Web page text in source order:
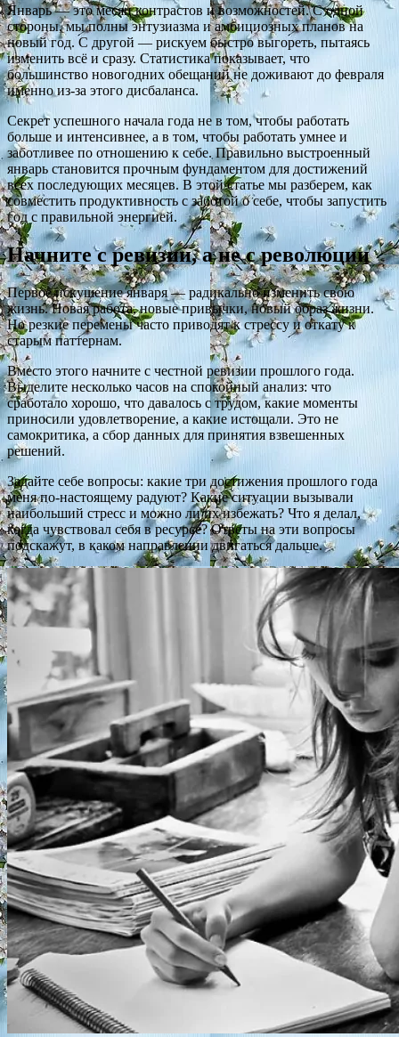
Январь — это месяц контрастов и возможностей. С одной
стороны, мы полны энтузиазма и амбициозных планов на
новый год. С другой — рискуем быстро выгореть, пытаясь
изменить всё и сразу. Статистика показывает, что
большинство новогодних обещаний не доживают до февраля
именно из-за этого дисбаланса.
Секрет успешного начала года не в том, чтобы работать
больше и интенсивнее, а в том, чтобы работать умнее и
заботливее по отношению к себе. Правильно выстроенный
январь становится прочным фундаментом для достижений
всех последующих месяцев. В этой статье мы разберем, как
совместить продуктивность с заботой о себе, чтобы запустить
год с правильной энергией.
Начните с ревизии, а не с революции
Первое искушение января — радикально изменить свою
жизнь. Новая работа, новые привычки, новый образ жизни.
Но резкие перемены часто приводят к стрессу и откату к
старым паттернам.
Вместо этого начните с честной ревизии прошлого года.
Выделите несколько часов на спокойный анализ: что
сработало хорошо, что давалось с трудом, какие моменты
приносили удовлетворение, а какие истощали. Это не
самокритика, а сбор данных для принятия взвешенных
решений.
Задайте себе вопросы: какие три достижения прошлого года
меня по-настоящему радуют? Какие ситуации вызывали
наибольший стресс и можно ли их избежать? Что я делал,
когда чувствовал себя в ресурсе? Ответы на эти вопросы
подскажут, в каком направлении двигаться дальше.